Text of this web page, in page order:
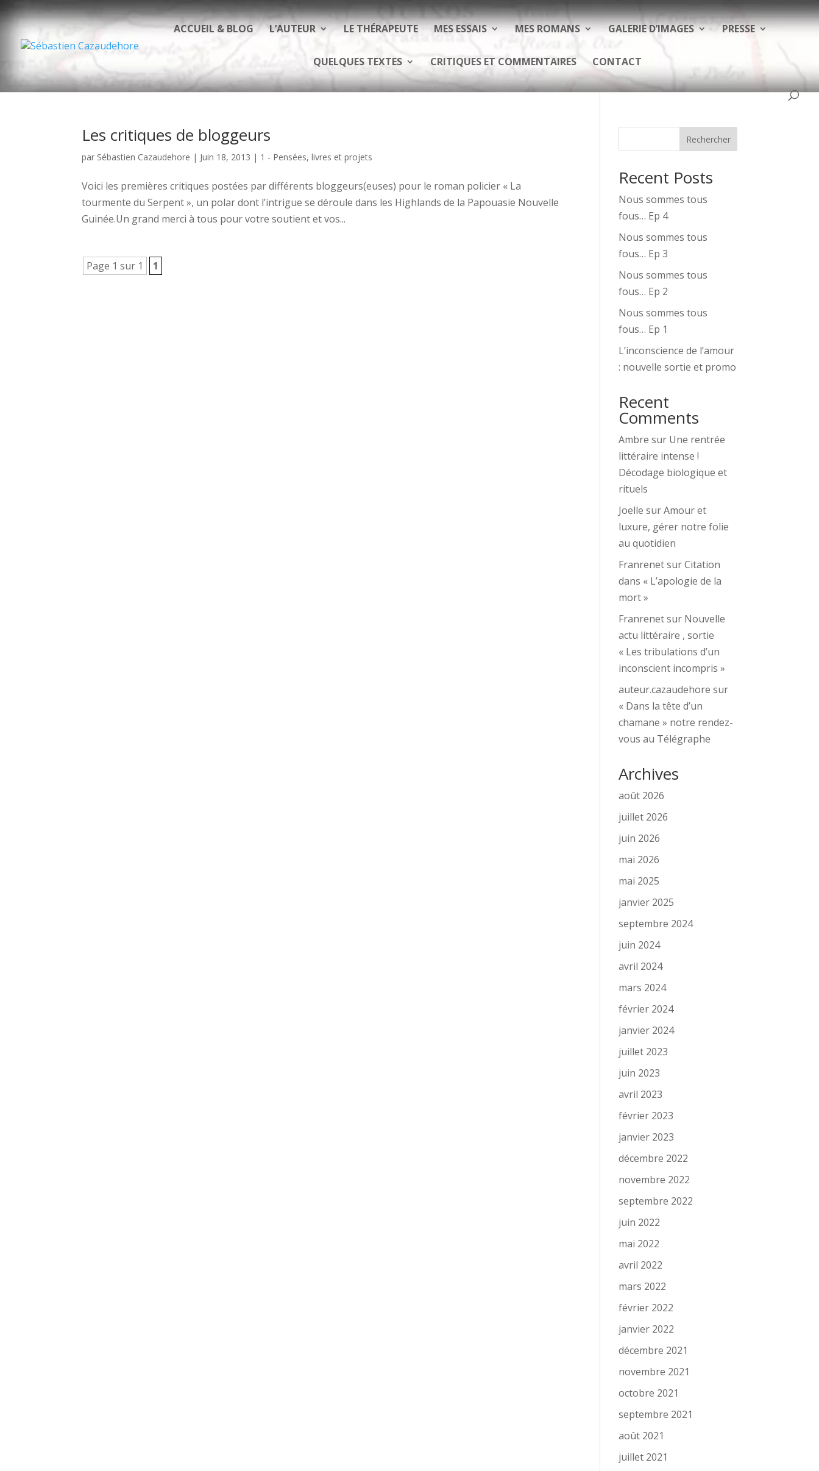
ACCUEIL & BLOG L’AUTEUR LE THÉRAPEUTE MES ESSAIS MES ROMANS GALERIE D’IMAGES PRESSE
QUELQUES TEXTES CRITIQUES ET COMMENTAIRES CONTACT
Les critiques de bloggeurs
par Sébastien Cazaudehore | Juin 18, 2013 | 1 - Pensées, livres et projets
Voici les premières critiques postées par différents bloggeurs(euses) pour le roman policier « La
tourmente du Serpent », un polar dont l’intrigue se déroule dans les Highlands de la Papouasie Nouvelle
Guinée.Un grand merci à tous pour votre soutient et vos...
Page 1 sur 1 1
Rechercher
Recent Posts
Nous sommes tous
fous… Ep 4
Nous sommes tous
fous… Ep 3
Nous sommes tous
fous… Ep 2
Nous sommes tous
fous… Ep 1
L’inconscience de l’amour
: nouvelle sortie et promo
Recent
Comments
Ambre sur Une rentrée
littéraire intense !
Décodage biologique et
rituels
Joelle surAmour et
luxure, gérer notre folie
au quotidien
FranrenetsurCitation
dans « L’apologie de la
mort »
Franrenetsur Nouvelle
actu littéraire , sortie
« Les tribulations d’un
inconscient incompris »
auteur.cazaudehore sur
« Dans la tête d’un
chamane » notre rendez-
vous au Télégraphe
Archives
août 2026
juillet 2026
juin 2026
mai 2026
mai 2025
janvier 2025
septembre 2024
juin 2024
avril 2024
mars 2024
février 2024
janvier 2024
juillet 2023
juin 2023
avril 2023
février 2023
janvier 2023
décembre 2022
novembre 2022
septembre 2022
juin 2022
mai 2022
avril 2022
mars 2022
février 2022
janvier 2022
décembre 2021
novembre 2021
octobre 2021
septembre 2021
août 2021
juillet 2021